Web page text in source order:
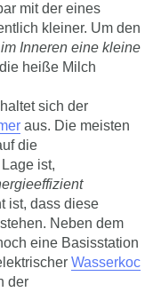
mit der eines
kleiner. Um den
Inneren eine kleine
heiße Milch
sich der
aus. Die meisten
die
ist,
ist, dass diese
Neben dem
eine Basisstation
Wasserkoc
der